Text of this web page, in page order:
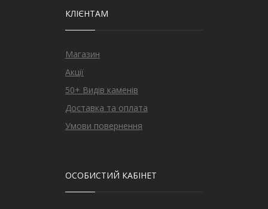
КЛІЄНТАМ
Магазин
Акції
50+ Видів каменів
Доставка та оплата
Умови повернення
ОСОБИСТИЙ КАБІНЕТ